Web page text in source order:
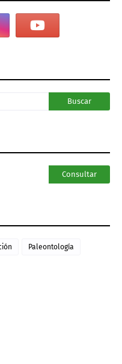
Consultar
Paleontología